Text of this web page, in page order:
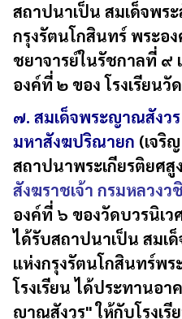
สถาปนาเป็น สมเด็จพร
กรุงรัตนโกสินทร์ พระอ
ชยาจารย์ในรัชกาลที่ ๙
องค์ที่ ๒ ของ โรงเรียนวั
๗. สมเด็จพระญาณสังว
มหาสังฆปริณายก (เจริ
สถาปนาพระเกียรติยศสู
สังฆราชเจ้า กรมหลวง
องค์ที่ ๖ ของวัดบวรนิเ
ได้รับสถาปนาเป็น สมเ
แห่งกรุงรัตนโกสินทร์พ
โรงเรียน ได้ประทานอา
ญาณสังวร" ให้กับโรงเรี